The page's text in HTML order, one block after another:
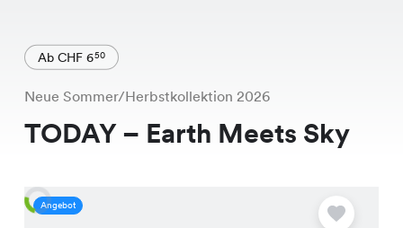
Ab CHF 650
Neue Sommer/Herbstkollektion 2026
TODAY – Earth Meets Sky
Angebot